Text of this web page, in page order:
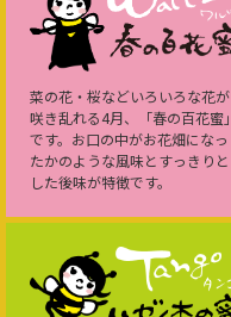
菜の花・桜などいろいろな花が
咲き乱れる4月、「春の百花蜜」
です。お口の中がお花畑になっ
たかのような風味とすっきりと
した後味が特徴です。